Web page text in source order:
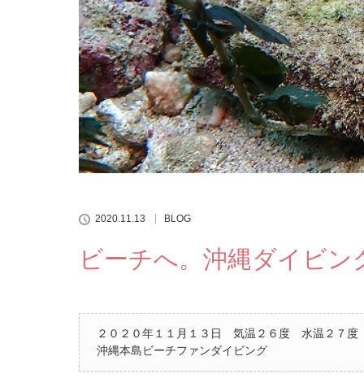
2020.11.13 BLOG
ビーチへ。沖縄ダイビ
２０２０年１１月１３日 気温２６度 水温２７
沖縄本島ビーチファンダイビング